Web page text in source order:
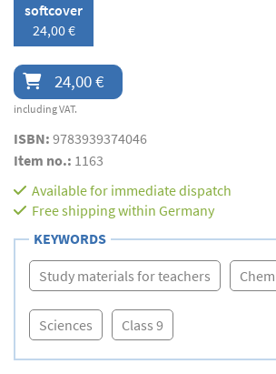
softcover
24,00 €
24,00 €
including VAT.
ISBN: 9783939374046
Item no.: 1163
Available for immediate dispatch
Free shipping within Germany
KEYWORDS
Study materials for teachers
Sciences Class 9